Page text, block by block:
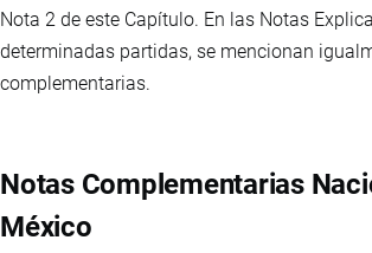
Nota 2 de este Capítulo. En las Notas
determinadas partidas, se mencionan
complementarias.
Notas Complementarias
México